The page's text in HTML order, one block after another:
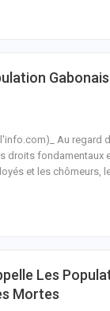
Au regard
droits fondamentaux
et les chômeurs,
Les
Mortes